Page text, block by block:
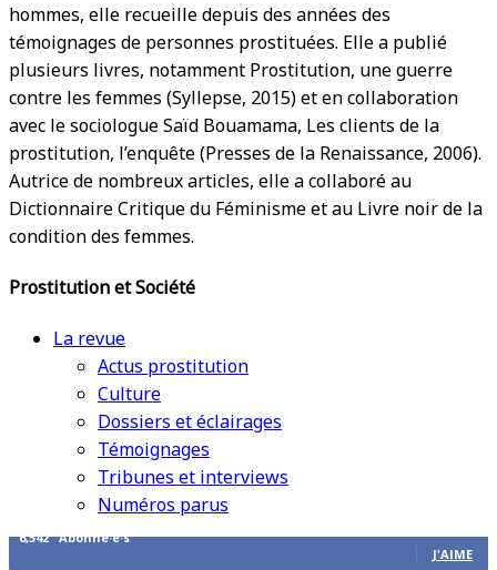
hommes, elle recueille depuis des années des
témoignages de personnes prostituées. Elle a publié
plusieurs livres, notamment Prostitution, une guerre
contre les femmes (Syllepse, 2015) et en collaboration
avec le sociologue Saïd Bouamama, Les clients de la
prostitution, l’enquête (Presses de la Renaissance, 2006).
Autrice de nombreux articles, elle a collaboré au
Dictionnaire Critique du Féminisme et au Livre noir de la
condition des femmes.
Prostitution et Société
La revue
Actus prostitution
Culture
Dossiers et éclairages
Témoignages
Tribunes et interviews
Numéros parus
6,542 Abonné·e·s
J'AIME